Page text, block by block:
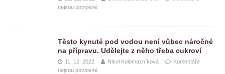
nejsou povolené
Těsto kynuté pod vodou není vůbec náročné
na přípravu. Udělejte z něho třeba cukroví
11. 12. 2022 Nikol Kolomazníková
Komentáře
nejsou povolené